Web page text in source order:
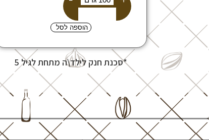
הוספה לסל
*סכנת חנק לילד\ה מתחת לגיל 5